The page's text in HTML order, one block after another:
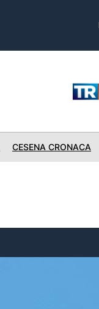
CESENA CRONACA